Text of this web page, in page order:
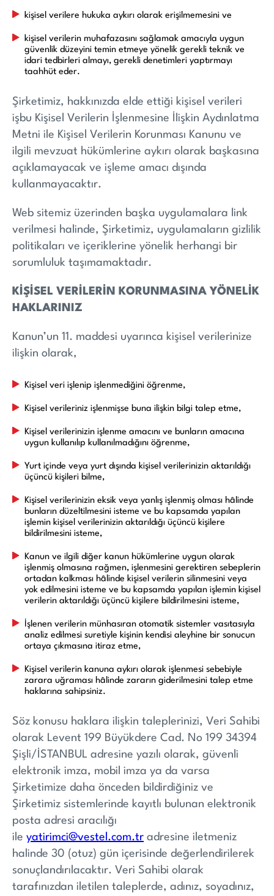
kişisel verilere hukuka aykırı olarak erişilmemesini ve
kişisel verilerin muhafazasını sağlamak amacıyla uygun
güvenlik düzeyini temin etmeye yönelik gerekli teknik ve
idari tedbirleri almayı, gerekli denetimleri yaptırmayı
taahhüt eder.
Şirketimiz, hakkınızda elde ettiği kişisel verileri
işbu Kişisel Verilerin İşlenmesine İlişkin Aydınlatma
Metni ile Kişisel Verilerin Korunması Kanunu ve
ilgili mevzuat hükümlerine aykırı olarak başkasına
açıklamayacak ve işleme amacı dışında
kullanmayacaktır.
Web sitemiz üzerinden başka uygulamalara link
verilmesi halinde, Şirketimiz, uygulamaların gizlilik
politikaları ve içeriklerine yönelik herhangi bir
sorumluluk taşımamaktadır.
KİŞİSEL VERİLERİN KORUNMASINA YÖNELİK
HAKLARINIZ
Kanun’un 11. maddesi uyarınca kişisel verilerinize
ilişkin olarak,
Kişisel veri işlenip işlenmediğini öğrenme,
Kişisel verileriniz işlenmişse buna ilişkin bilgi talep etme,
Kişisel verilerinizin işlenme amacını ve bunların amacına
uygun kullanılıp kullanılmadığını öğrenme,
Yurt içinde veya yurt dışında kişisel verilerinizin aktarıldığı
üçüncü kişileri bilme,
Kişisel verilerinizin eksik veya yanlış işlenmiş olması hâlinde
bunların düzeltilmesini isteme ve bu kapsamda yapılan
işlemin kişisel verilerinizin aktarıldığı üçüncü kişilere
bildirilmesini isteme,
Kanun ve ilgili diğer kanun hükümlerine uygun olarak
işlenmiş olmasına rağmen, işlenmesini gerektiren sebeplerin
ortadan kalkması hâlinde kişisel verilerin silinmesini veya
yok edilmesini isteme ve bu kapsamda yapılan işlemin kişisel
verilerin aktarıldığı üçüncü kişilere bildirilmesini isteme,
İşlenen verilerin münhasıran otomatik sistemler vasıtasıyla
analiz edilmesi suretiyle kişinin kendisi aleyhine bir sonucun
ortaya çıkmasına itiraz etme,
Kişisel verilerin kanuna aykırı olarak işlenmesi sebebiyle
zarara uğraması hâlinde zararın giderilmesini talep etme
haklarına sahipsiniz.
Söz konusu haklara ilişkin taleplerinizi, Veri Sahibi
olarak Levent 199 Büyükdere Cad. No 199 34394
Şişli/İSTANBUL adresine yazılı olarak, güvenli
elektronik imza, mobil imza ya da varsa
Şirketimize daha önceden bildirdiğiniz ve
Şirketimiz sistemlerinde kayıtlı bulunan elektronik
posta adresi aracılığı
ile yatirimci@vestel.com.tr adresine iletmeniz
halinde 30 (otuz) gün içerisinde değerlendirilerek
sonuçlandırılacaktır. Veri Sahibi olarak
tarafınızdan iletilen taleplerde, adınız, soyadınız,